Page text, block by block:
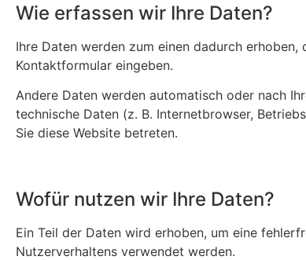
Wie erfassen wir Ihre Daten?
Ihre Daten werden zum einen dadurch
Kontaktformular eingeben.
Andere Daten werden automatisch oder nach
technische Daten (z. B. Internetbrowser,
Sie diese Website betreten.
Wofür nutzen wir Ihre Daten?
Ein Teil der Daten wird erhoben, um eine
Nutzerverhaltens verwendet werden.